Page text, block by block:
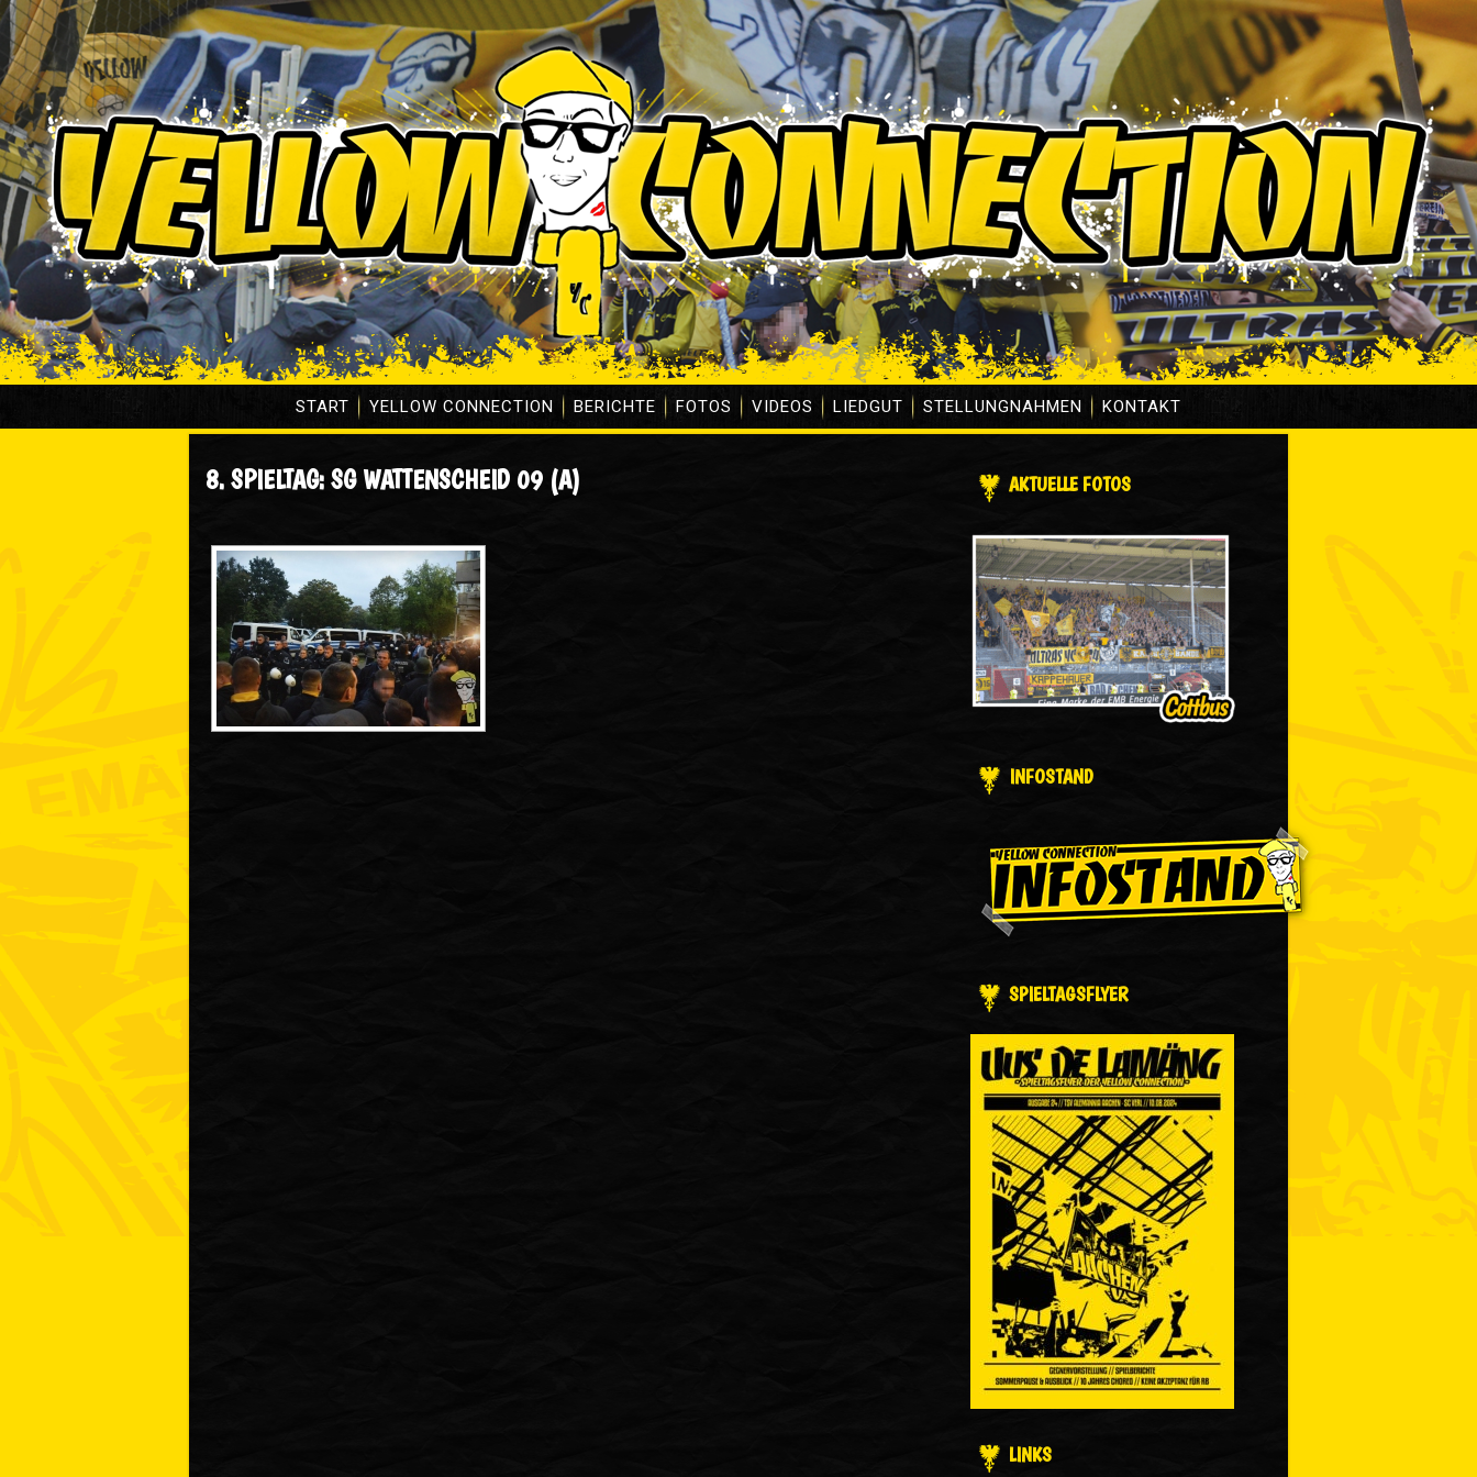
START YELLOW CONNECTION BERICHTE FOTOS VIDEOS LIEDGUT STELLUNGNAHMEN KONTAKT
8. SPIELTAG: SG WATTENSCHEID 09 (A) AKTUELLE FOTOS
INFOSTAND
SPIELTAGSFLYER
LINKS